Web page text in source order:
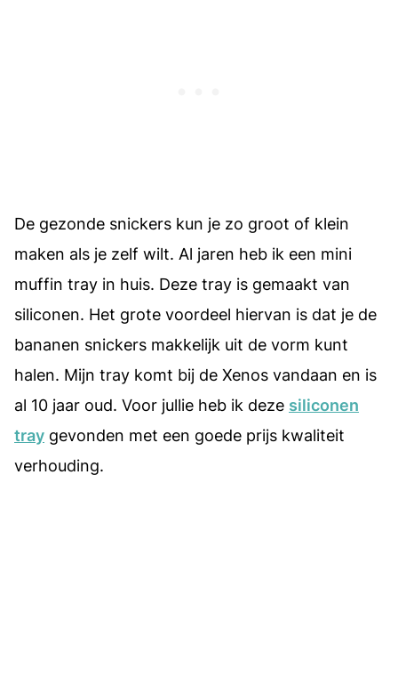
De gezonde snickers kun je zo groot of klein
maken als je zelf wilt. Al jaren heb ik een mini
muffin tray in huis. Deze tray is gemaakt van
siliconen. Het grote voordeel hiervan is dat je de
bananen snickers makkelijk uit de vorm kunt
halen. Mijn tray komt bij de Xenos vandaan en is
al 10 jaar oud. Voor jullie heb ik deze siliconen
tray gevonden met een goede prijs kwaliteit
verhouding.